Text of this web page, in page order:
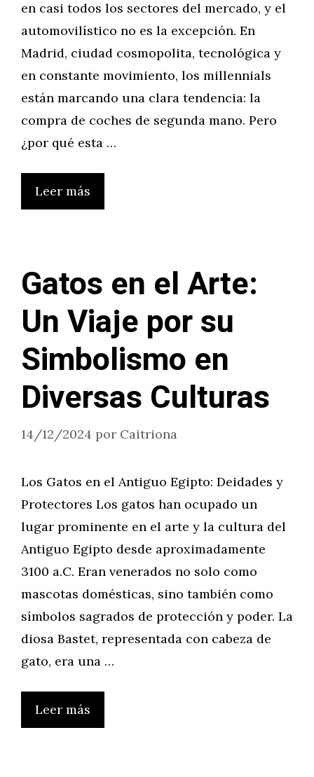
en casi todos los sectores del mercado, y el
automovilístico no es la excepción. En
Madrid, ciudad cosmopolita, tecnológica y
en constante movimiento, los millennials
están marcando una clara tendencia: la
compra de coches de segunda mano. Pero
¿por qué esta …
Leer más
Gatos en el Arte:
Un Viaje por su
Simbolismo en
Diversas Culturas
14/12/2024 por Caitriona
Los Gatos en el Antiguo Egipto: Deidades y
Protectores Los gatos han ocupado un
lugar prominente en el arte y la cultura del
Antiguo Egipto desde aproximadamente
3100 a.C. Eran venerados no solo como
mascotas domésticas, sino también como
símbolos sagrados de protección y poder. La
diosa Bastet, representada con cabeza de
gato, era una …
Leer más